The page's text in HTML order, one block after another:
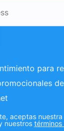
para
de
aceptas nuestra
nuestros